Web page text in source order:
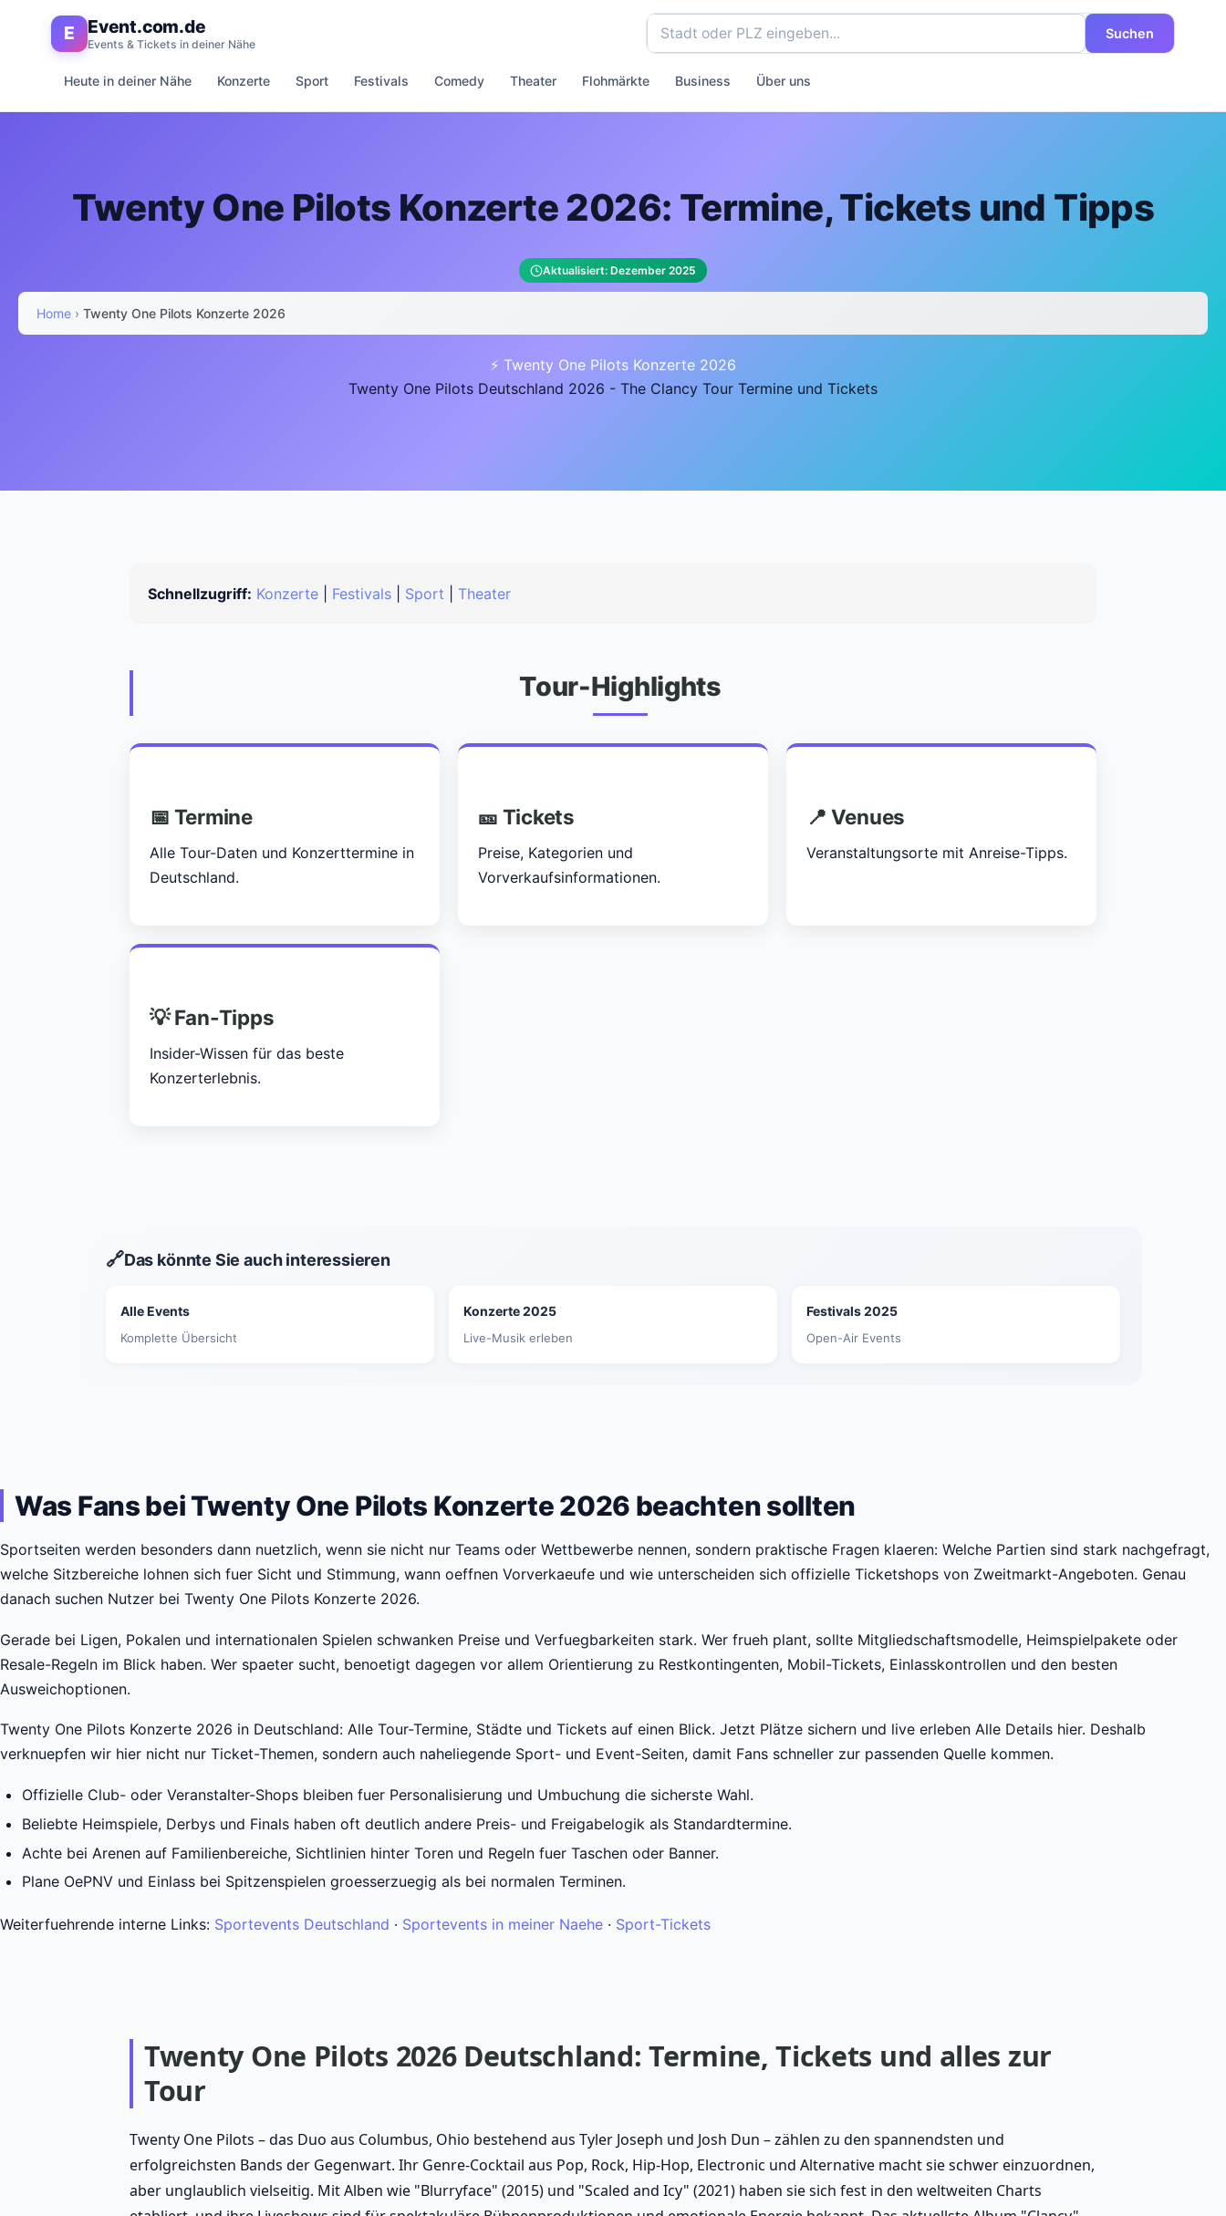
E Event.com.de
Events & Tickets in deiner Nähe
Suchen
Heute in deiner Nähe Konzerte Sport Festivals Comedy Theater Flohmärkte Business Über uns
Twenty One Pilots Konzerte 2026: Termine, Tickets und Tipps
Aktualisiert: Dezember 2025
Home › Twenty One Pilots Konzerte 2026
⚡ Twenty One Pilots Konzerte 2026
Twenty One Pilots Deutschland 2026 - The Clancy Tour Termine und Tickets
Schnellzugriff: Konzerte Festivals Sport Theater
Tour-Highlights
📅 Termine
Alle Tour-Daten und Konzerttermine in
Deutschland.
🎫 Tickets
Preise, Kategorien und
Vorverkaufsinformationen.
📍 Venues
Veranstaltungsorte mit Anreise-Tipps.
💡 Fan-Tipps
Insider-Wissen für das beste
Konzerterlebnis.
🔗Das könnte Sie auch interessieren
Alle Events
Komplette Übersicht
Konzerte 2025
Live-Musik erleben
Festivals 2025
Open-Air Events
Was Fans bei Twenty One Pilots Konzerte 2026 beachten sollten
Sportseiten werden besonders dann nuetzlich, wenn sie nicht nur Teams oder Wettbewerbe nennen, sondern praktische Fragen klaeren: Welche Partien sind stark nachgefragt,
welche Sitzbereiche lohnen sich fuer Sicht und Stimmung, wann oeffnen Vorverkaeufe und wie unterscheiden sich offizielle Ticketshops von Zweitmarkt-Angeboten. Genau
danach suchen Nutzer bei Twenty One Pilots Konzerte 2026.
Gerade bei Ligen, Pokalen und internationalen Spielen schwanken Preise und Verfuegbarkeiten stark. Wer frueh plant, sollte Mitgliedschaftsmodelle, Heimspielpakete oder
Resale-Regeln im Blick haben. Wer spaeter sucht, benoetigt dagegen vor allem Orientierung zu Restkontingenten, Mobil-Tickets, Einlasskontrollen und den besten
Ausweichoptionen.
Twenty One Pilots Konzerte 2026 in Deutschland: Alle Tour-Termine, Städte und Tickets auf einen Blick. Jetzt Plätze sichern und live erleben Alle Details hier. Deshalb
verknuepfen wir hier nicht nur Ticket-Themen, sondern auch naheliegende Sport- und Event-Seiten, damit Fans schneller zur passenden Quelle kommen.
Offizielle Club- oder Veranstalter-Shops bleiben fuer Personalisierung und Umbuchung die sicherste Wahl.
Beliebte Heimspiele, Derbys und Finals haben oft deutlich andere Preis- und Freigabelogik als Standardtermine.
Achte bei Arenen auf Familienbereiche, Sichtlinien hinter Toren und Regeln fuer Taschen oder Banner.
Plane OePNV und Einlass bei Spitzenspielen groesserzuegig als bei normalen Terminen.
Weiterfuehrende interne Links: Sportevents Deutschland · Sportevents in meiner Naehe · Sport-Tickets
Twenty One Pilots 2026 Deutschland: Termine, Tickets und alles zur
Tour
Twenty One Pilots – das Duo aus Columbus, Ohio bestehend aus Tyler Joseph und Josh Dun – zählen zu den spannendsten und
erfolgreichsten Bands der Gegenwart. Ihr Genre-Cocktail aus Pop, Rock, Hip-Hop, Electronic und Alternative macht sie schwer einzuordnen,
aber unglaublich vielseitig. Mit Alben wie "Blurryface" (2015) und "Scaled and Icy" (2021) haben sie sich fest in den weltweiten Charts